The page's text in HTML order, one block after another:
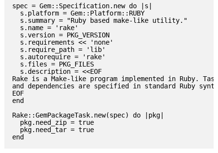
spec = Gem::Specification.new do |s|
  s.platform = Gem::Platform::RUBY
  s.summary = "Ruby based make-like utility."
  s.name = 'rake'
  s.version = PKG_VERSION
  s.requirements << 'none'
  s.require_path = 'lib'
  s.autorequire = 'rake'
  s.files = PKG_FILES
  s.description = <<EOF
Rake is a Make-like program implemented in Ruby.
and dependencies are specified in standard Ruby
EOF
end
Rake::GemPackageTask.new(spec) do |pkg|
  pkg.need_zip = true
  pkg.need_tar = true